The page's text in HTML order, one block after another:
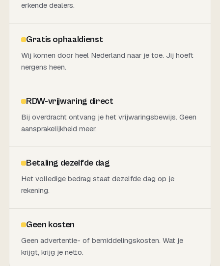
erkende dealers.
Gratis ophaaldienst
Wij komen door heel Nederland naar je toe. Jij hoeft
nergens heen.
RDW-vrijwaring direct
Bij overdracht ontvang je het vrijwaringsbewijs. Geen
aansprakelijkheid meer.
Betaling dezelfde dag
Het volledige bedrag staat dezelfde dag op je
rekening.
Geen kosten
Geen advertentie- of bemiddelingskosten. Wat je
krijgt, krijg je netto.